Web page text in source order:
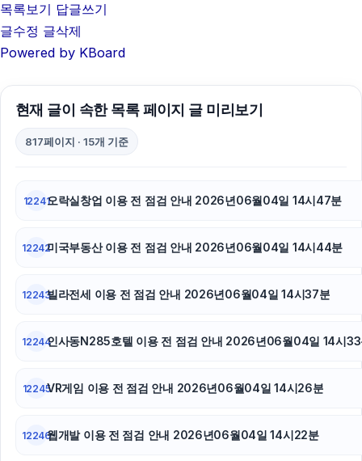
불륜증거
안산피부과
용인하수구막힘
목록보기 답글쓰기
글수정 글삭제
Powered by KBoard
현재 글이 속한 목록 페이지 글 미리보기
817페이지 · 15개 기준
12241오락실창업 이용 전 점검 안내 2026년06월04일 14시47분
12242미국부동산 이용 전 점검 안내 2026년06월04일 14시44분
12243빌라전세 이용 전 점검 안내 2026년06월04일 14시37분
12244인사동N285호텔 이용 전 점검 안내 2026년06월04일 14시
12245VR게임 이용 전 점검 안내 2026년06월04일 14시26분
12246웹개발 이용 전 점검 안내 2026년06월04일 14시22분